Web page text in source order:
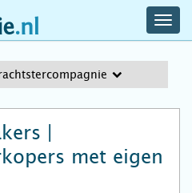
|
met eigen